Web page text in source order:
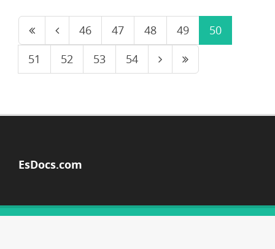
46 47 48 49
50
51
52 53 54
EsDocs.com